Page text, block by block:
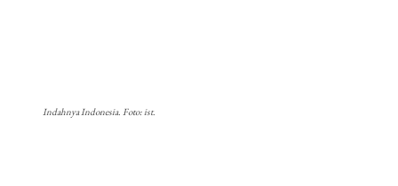
Indahnya Indonesia. Foto: ist.